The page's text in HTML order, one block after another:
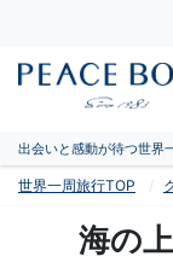
出会いと感動が待つ世界
世界一周旅行TOP
海の